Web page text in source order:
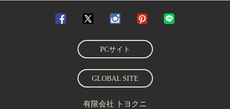
PCサイト
GLOBAL SITE
有限会社 トヨクニ